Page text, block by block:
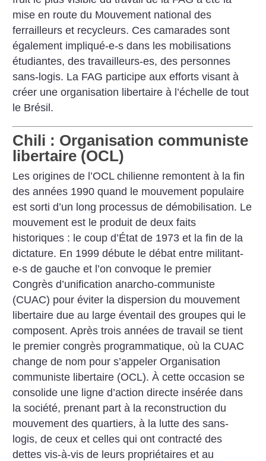
mise en route du Mouvement national des
ferrailleurs et recycleurs. Ces camarades sont
également impliqué-e-s dans les mobilisations
étudiantes, des travailleurs-es, des personnes
sans-logis. La FAG participe aux efforts visant à
créer une organisation libertaire à l’échelle de tout
le Brésil.
Chili : Organisation communiste
libertaire (OCL)
Les origines de l’OCL chilienne remontent à la fin
des années 1990 quand le mouvement populaire
est sorti d’un long processus de démobilisation. Le
mouvement est le produit de deux faits
historiques : le coup d’État de 1973 et la fin de la
dictature. En 1999 débute le débat entre militant-
e-s de gauche et l’on convoque le premier
Congrès d’unification anarcho-communiste
(CUAC) pour éviter la dispersion du mouvement
libertaire due au large éventail des groupes qui le
composent. Après trois années de travail se tient
le premier congrès programmatique, où la CUAC
change de nom pour s’appeler Organisation
communiste libertaire (OCL). À cette occasion se
consolide une ligne d’action directe insérée dans
la société, prenant part à la reconstruction du
mouvement des quartiers, à la lutte des sans-
logis, de ceux et celles qui ont contracté des
dettes vis-à-vis de leurs propriétaires et au